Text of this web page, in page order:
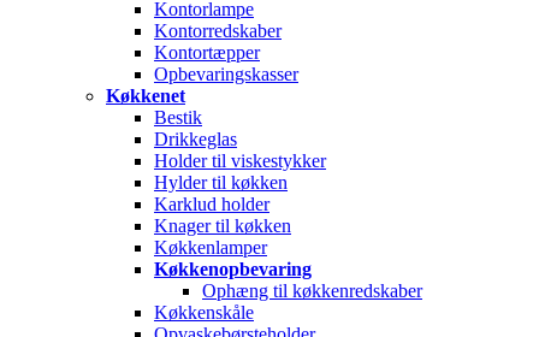
Kontorlampe
Kontorredskaber
Kontortæpper
Opbevaringskasser
Køkkenet
Bestik
Drikkeglas
Holder til viskestykker
Hylder til køkken
Karklud holder
Knager til køkken
Køkkenlamper
Køkkenopbevaring
Ophæng til køkkenredskaber
Køkkenskåle